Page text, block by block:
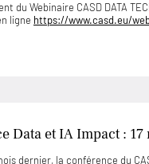
du Webinaire CASD DATA
ligne https://www.casd.eu/
Data et IA Impact :
dernier, la conférence du